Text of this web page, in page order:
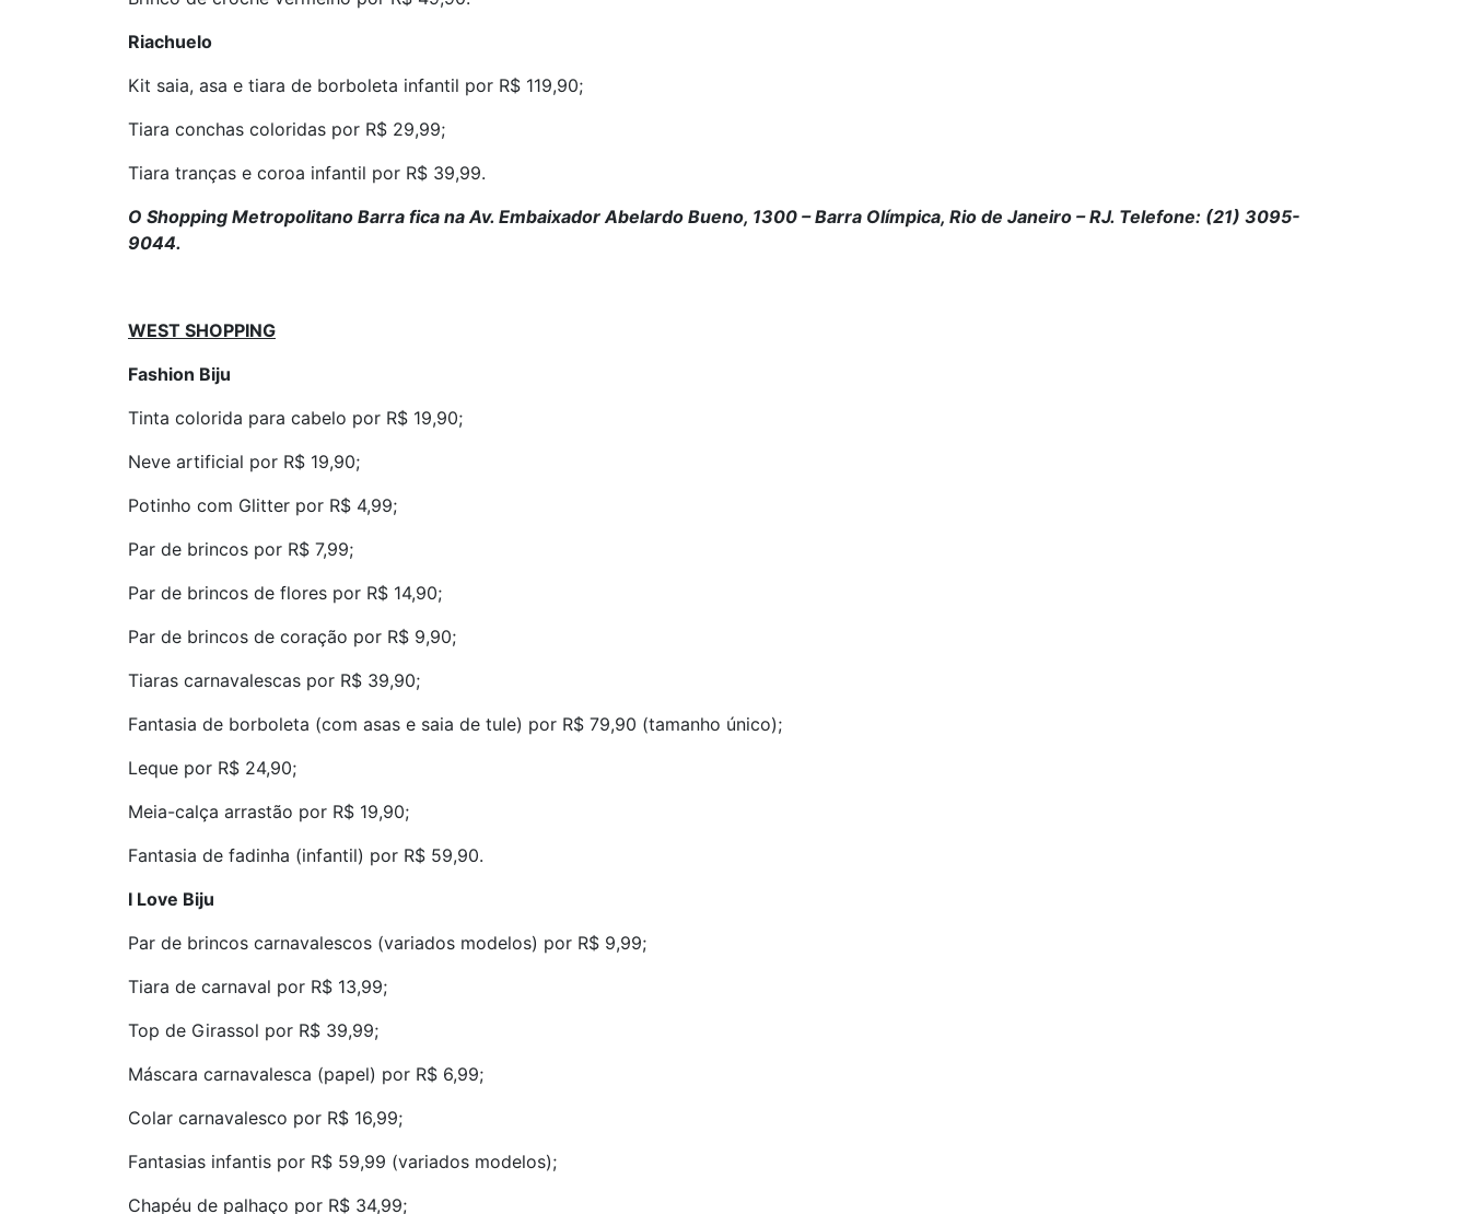
Riachuelo
Kit saia, asa e tiara de borboleta infantil por R$ 119,90;
Tiara conchas coloridas por R$ 29,99;
Tiara tranças e coroa infantil por R$ 39,99.
O Shopping Metropolitano Barra fica na Av. Embaixador Abelardo Bueno, 1300 – Barra Olímpica, Rio de Janeiro – RJ. Telefone: (21) 3095-
9044.
WEST SHOPPING
Fashion Biju
Tinta colorida para cabelo por R$ 19,90;
Neve artificial por R$ 19,90;
Potinho com Glitter por R$ 4,99;
Par de brincos por R$ 7,99;
Par de brincos de flores por R$ 14,90;
Par de brincos de coração por R$ 9,90;
Tiaras carnavalescas por R$ 39,90;
Fantasia de borboleta (com asas e saia de tule) por R$ 79,90 (tamanho único);
Leque por R$ 24,90;
Meia-calça arrastão por R$ 19,90;
Fantasia de fadinha (infantil) por R$ 59,90.
I Love Biju
Par de brincos carnavalescos (variados modelos) por R$ 9,99;
Tiara de carnaval por R$ 13,99;
Top de Girassol por R$ 39,99;
Máscara carnavalesca (papel) por R$ 6,99;
Colar carnavalesco por R$ 16,99;
Fantasias infantis por R$ 59,99 (variados modelos);
Chapéu de palhaço por R$ 34,99;